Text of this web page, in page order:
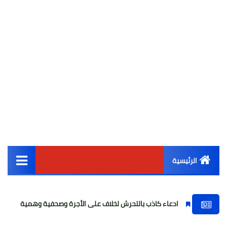
الرئيسية
أخبار مصر
ادعاء كاذب بالتحرش لخلاف على الأجرة وصحفية وهمية فتاة